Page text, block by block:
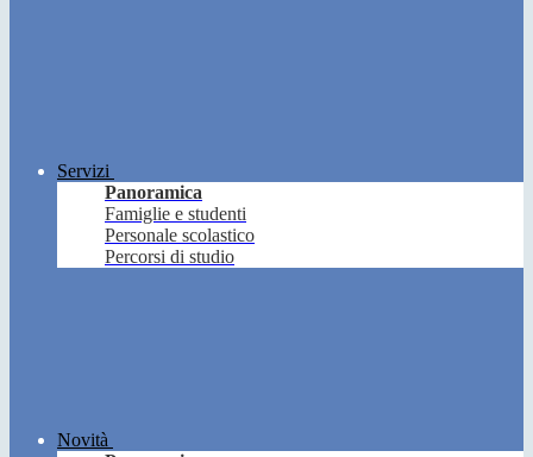
Servizi
Panoramica
Famiglie e studenti
Personale scolastico
Percorsi di studio
Novità